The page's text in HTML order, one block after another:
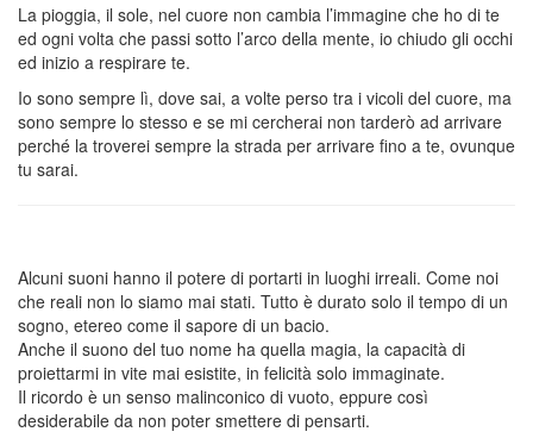
La pioggia, il sole, nel cuore non cambia l’immagine che ho di te
ed ogni volta che passi sotto l’arco della mente, io chiudo gli occhi
ed inizio a respirare te.
Io sono sempre lì, dove sai, a volte perso tra i vicoli del cuore, ma
sono sempre lo stesso e se mi cercherai non tarderò ad arrivare
perché la troverei sempre la strada per arrivare fino a te, ovunque
tu sarai.
Alcuni suoni hanno il potere di portarti in luoghi irreali. Come noi
che reali non lo siamo mai stati. Tutto è durato solo il tempo di un
sogno, etereo come il sapore di un bacio.
Anche il suono del tuo nome ha quella magia, la capacità di
proiettarmi in vite mai esistite, in felicità solo immaginate.
Il ricordo è un senso malinconico di vuoto, eppure così
desiderabile da non poter smettere di pensarti.